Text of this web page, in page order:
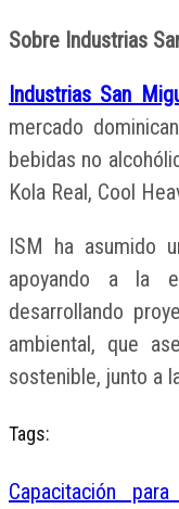
Sobre Industrias
Industrias San
mercado
bebidas no
Kola Real, Cool
ISM ha asumido
apoyando a la
desarrollando
ambiental, que
sostenible, junto a
Tags:
Capacitación